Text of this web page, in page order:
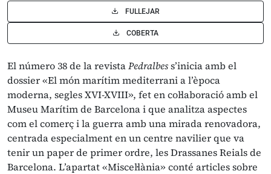
FULLEJAR
COBERTA
El número 38 de la revistaPedralbess’inicia amb el
dossier «El món marítim mediterrani a l’època
moderna, segles XVI-XVIII», fet en col·laboració amb el
Museu Marítim de Barcelona i que analitza aspectes
com el comerç i la guerra amb una mirada renovadora,
centrada especialment en un centre navilier que va
tenir un paper de primer ordre, les Drassanes Reials de
Barcelona. L’apartat «Miscel·lània» conté articles sobre